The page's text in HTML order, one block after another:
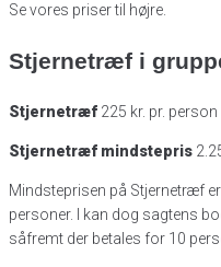
Se vores priser til højre.
Stjernetræf i
Stjernetræf 225 kr. pr. person
Stjernetræf mindstepris
Mindsteprisen på Stjernetræf
personer. I kan dog sagtens
såfremt der betales for 10